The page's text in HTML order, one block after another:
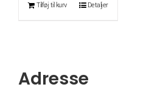
Tilføj til kurv Detaljer
Adresse